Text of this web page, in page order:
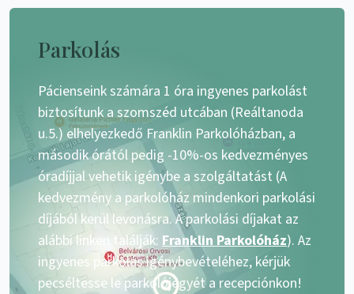
Parkolás
Pácienseink számára 1 óra ingyenes parkolást
biztosítunk a szomszéd utcában (Reáltanoda
u.5.) elhelyezkedő Franklin Parkolóházban, a
második órától pedig -10%-os kedvezményes
óradíjjal vehetik igénybe a szolgáltatást (A
kedvezmény a parkolóház mindenkori parkolási
díjából kerül levonásra. A parkolási díjakat az
alábbi linken találják: Franklin Parkolóház). Az
ingyenes parkolás igénybevételéhez, kérjük
pecséltesse le parkolójegyét a recepciónkon!